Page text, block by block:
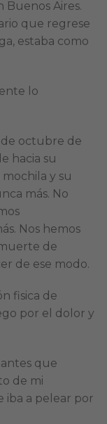
Buenos Aires.
que regrese
estaba como
lo
de octubre de
hacia su
y su
más. No
Nos hemos
de
de ese modo.
fisica de
por el dolor y
que
de mi
iba a pelear por